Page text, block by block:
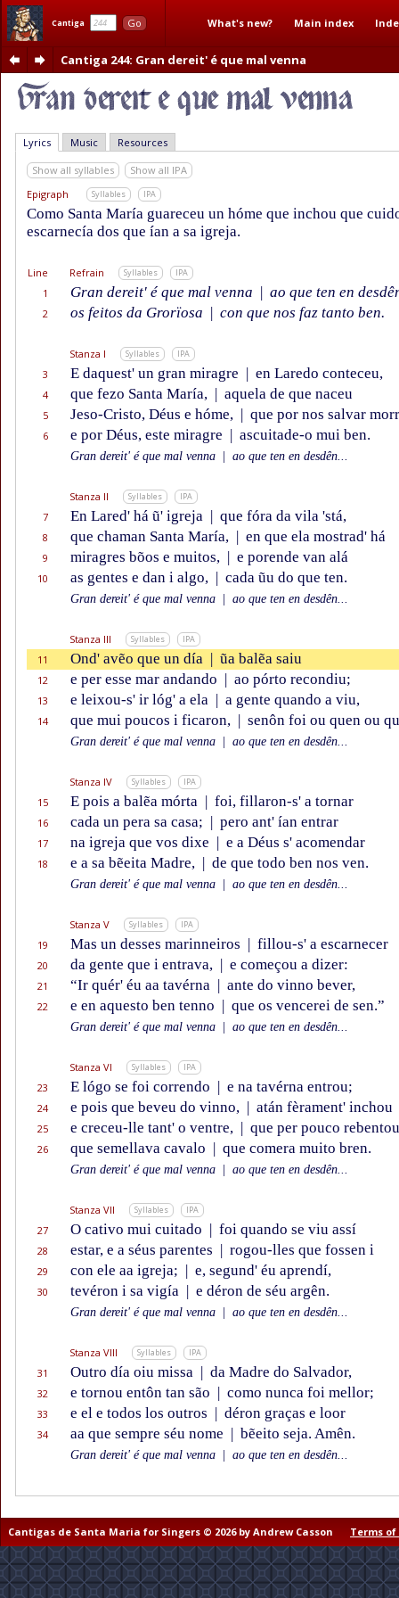
Cantiga Go What's new? Main index
Cantiga 244: Gran dereit' é que mal venna
Lyrics Music Resources
Show all syllables
Show all IPA
Epigraph
Syllables IPA
Como Santa María guareceu un hóme que inchou que
escarnecía dos que ían a sa igreja.
Line Refrain Syllables IPA
1 Gran dereit' é que mal venna | ao que ten en
2 os feitos da Grorïosa | con que nos faz tanto ben.
Stanza I Syllables IPA
3 E daquest' un gran miragre | en Laredo conteceu,
4 que fezo Santa María, | aquela de que naceu
5 Jeso-Cristo, Déus e hóme, | que por nos salvar
6 e por Déus, este miragre | ascuitade-o mui ben.
Gran dereit' é que mal venna ao que ten en desdên...
Stanza II Syllables IPA
7 En Lared' há ũ' igreja | que fóra da vila 'stá,
8 que chaman Santa María, | en que ela mostrad' há
9 miragres bõos e muitos, | e porende van alá
10 as gentes e dan i algo, | cada ũu do que ten.
Gran dereit' é que mal venna ao que ten en desdên...
Stanza III Syllables IPA
11 Ond' avẽo que un día | ũa balẽa saiu
12 e per esse mar andando | ao pórto recondiu;
13 e leixou-s' ir lóg' a ela | a gente quando a viu,
14 que mui poucos i ficaron, | senôn foi ou quen ou
Gran dereit' é que mal venna ao que ten en desdên...
Stanza IV Syllables IPA
15 E pois a balẽa mórta | foi, fillaron-s' a tornar
16 cada un pera sa casa; | pero ant' ían entrar
17 na igreja que vos dixe | e a Déus s' acomendar
18 e a sa bẽeita Madre, | de que todo ben nos ven.
Gran dereit' é que mal venna ao que ten en desdên...
Stanza V Syllables IPA
19 Mas un desses marinneiros | fillou-s' a escarnecer
20 da gente que i entrava, | e começou a dizer:
21 “Ir quér' éu aa tavérna | ante do vinno bever,
22 e en aquesto ben tenno | que os vencerei de sen.”
Gran dereit' é que mal venna ao que ten en desdên...
Stanza VI Syllables IPA
23 E lógo se foi correndo | e na tavérna entrou;
24 e pois que beveu do vinno, | atán fèrament' inchou
25 e creceu-lle tant' o ventre, | que per pouco
26 que semellava cavalo | que comera muito bren.
Gran dereit' é que mal venna ao que ten en desdên...
Stanza VII Syllables IPA
27 O cativo mui cuitado | foi quando se viu assí
28 estar, e a séus parentes | rogou-lles que fossen i
29 con ele aa igreja; | e, segund' éu aprendí,
30 tevéron i sa vigía | e déron de séu argên.
Gran dereit' é que mal venna ao que ten en desdên...
Stanza VIII Syllables IPA
31 Outro día oiu missa | da Madre do Salvador,
32 e tornou entôn tan são | como nunca foi mellor;
33 e el e todos los outros | déron graças e loor
34 aa que sempre séu nome | bẽeito seja. Amên.
Gran dereit' é que mal venna ao que ten en desdên...
Cantigas de Santa Maria for Singers © 2026 by Andrew Casson Terms of